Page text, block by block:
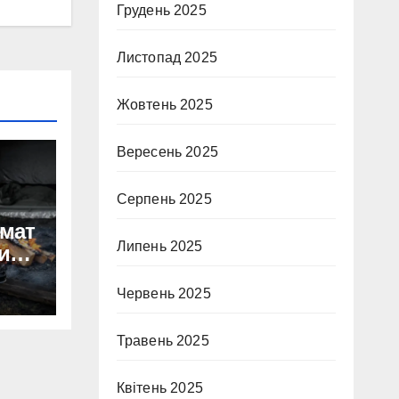
Грудень 2025
Листопад 2025
Жовтень 2025
Вересень 2025
Серпень 2025
Липень 2025
Червень 2025
Травень 2025
Квітень 2025